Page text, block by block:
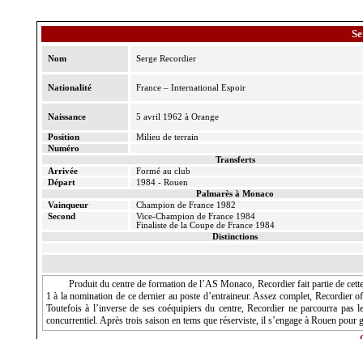
Nom Serge Recordier
Nationalité France – International Espoir
Naissance 5 avril 1962 à Orange
Position
Milieu de terrain
Numéro
Transferts
Arrivée
Formé au club
Départ
1984 - Rouen
Palmarès à Monaco
Vainqueur
Champion de France 1982
Second
Vice-Champion de France 1984
Finaliste de la Coupede France 1984
Distinctions
Produit du centre de formation de l’AS Monaco, Recordierfait partie de
1 à la nomination de ce dernier au poste d’entraineur. Assez complet, Recordier
Toutefois à l’inverse de ses coéquipiers du centre,Recordier ne parcourra pas
concurrentiel. Après trois saison en tems que réserviste, il s’engage à Rouen pour